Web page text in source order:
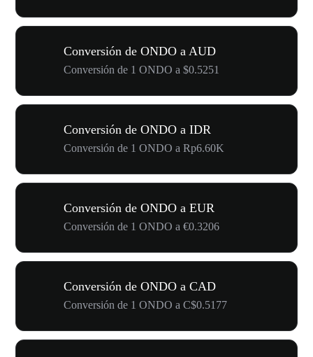
Conversión de ONDO a AUD
Conversión de 1 ONDO a $0.5251
Conversión de ONDO a IDR
Conversión de 1 ONDO a Rp6.60K
Conversión de ONDO a EUR
Conversión de 1 ONDO a €0.3206
Conversión de ONDO a CAD
Conversión de 1 ONDO a C$0.5177